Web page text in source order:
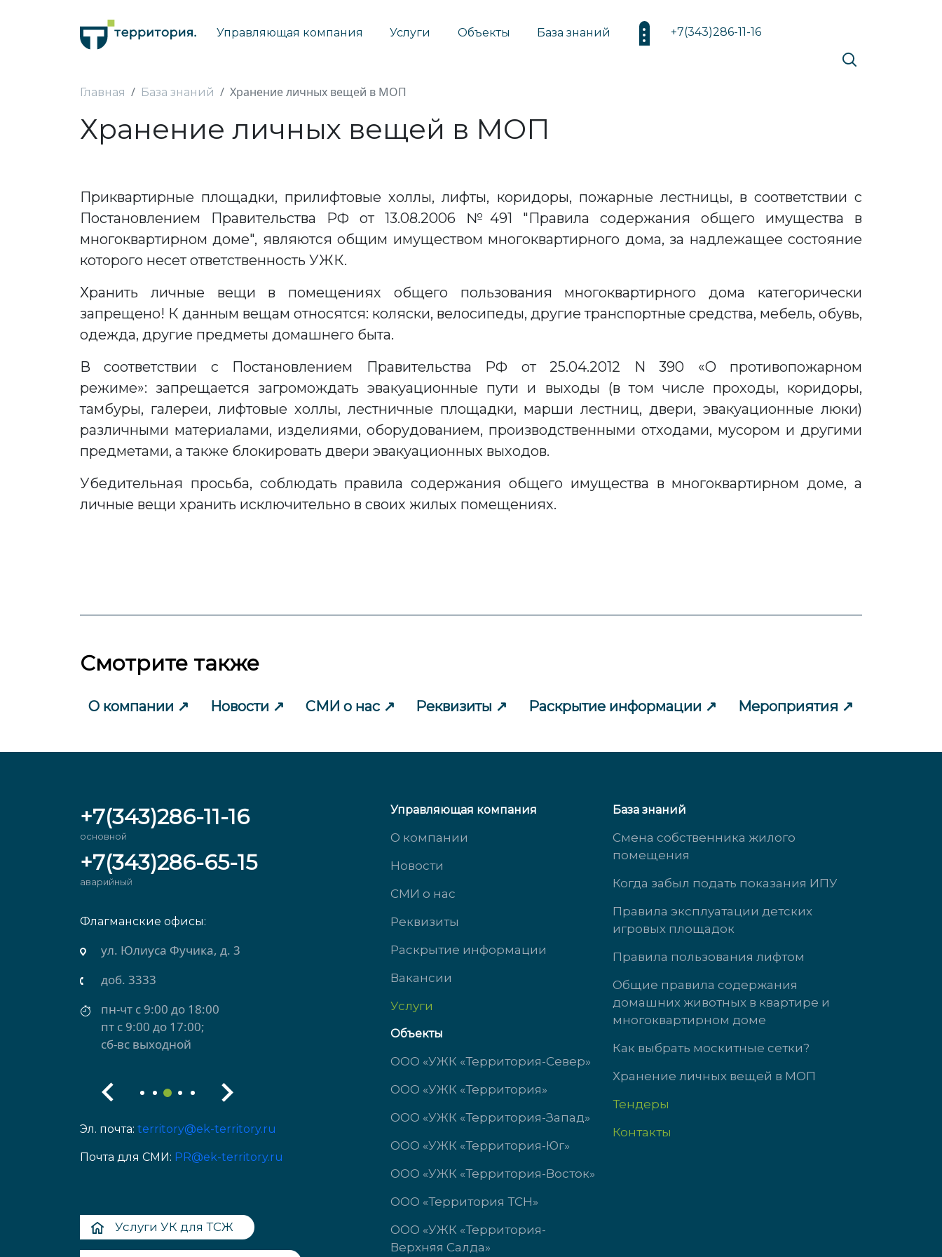
+7(343)286-11-16
Управляющая компания Услуги Объекты База знаний
Главная База знаний Хранение личных вещей в МОП
Хранение личных вещей в МОП
Приквартирные площадки, прилифтовые холлы, лифты, коридоры, пожарные лестницы, в соответствии с
Постановлением Правительства РФ от 13.08.2006 №491 "Правила содержания общего имущества в
многоквартирном доме", являются общим имуществом многоквартирного дома, за надлежащее состояние
которого несет ответственность УЖК.
Хранить личные вещи в помещениях общего пользования многоквартирного дома категорически
запрещено! К данным вещам относятся: коляски, велосипеды, другие транспортные средства, мебель, обувь,
одежда, другие предметы домашнего быта.
В соответствии с Постановлением Правительства РФ от 25.04.2012 N 390 «О противопожарном
режиме»: запрещается загромождать эвакуационные пути и выходы (в том числе проходы, коридоры,
тамбуры, галереи, лифтовые холлы, лестничные площадки, марши лестниц, двери, эвакуационные люки)
различными материалами, изделиями, оборудованием, производственными отходами, мусором и другими
предметами, а также блокировать двери эвакуационных выходов.
Убедительная просьба, соблюдать правила содержания общего имущества в многоквартирном доме, а
личные вещи хранить исключительно в своих жилых помещениях.
Смотрите также
О компании Новости СМИ о нас Реквизиты Раскрытие информации Мероприятия
+7(343)286-11-16
основной
+7(343)286-65-15
аварийный
Флагманские офисы:
ул. Юлиуса Фучика, д. 3
доб. 3333
пн-чт с 9:00 до 18:00
пт с 9:00 до 17:00;
сб-вс выходной
ул. Михеева, д. 2
доб. 3434
пн-чт с 9:00 до 18:00
пт с 9:00 до 17:00
ул. Южногорская, д. 11
доб. 3323
пн-чт с 9:00 до 18:00
пт с 9:00 до 17:00
сб-вс выходной
Эл. почта: territory@ek-territory.ru
Почта для СМИ: PR@ek-territory.ru
Услуги УК для ТСЖ
Управляющая компания
О компании
Новости
СМИ о нас
Реквизиты
Раскрытие информации
Вакансии
Услуги
Объекты
ООО «УЖК «Территория-Север»
ООО «УЖК «Территория»
ООО «УЖК «Территория-Запад»
ООО «УЖК «Территория-Юг»
ООО «УЖК «Территория-Восток»
ООО «Территория ТСН»
ООО «УЖК «Территория-
Верхняя Салда»
База знаний
Смена собственника жилого
помещения
Когда забыл подать показания ИПУ
Правила эксплуатации детских
игровых площадок
Правила пользования лифтом
Общие правила содержания
домашних животных в квартире и
многоквартирном доме
Как выбрать москитные сетки?
Хранение личных вещей в МОП
Тендеры
Контакты